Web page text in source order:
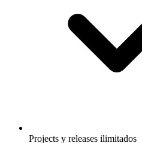
Projects y releases ilimitados